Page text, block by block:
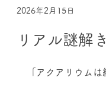
2026年2月15日
リアル謎解
「アクアリウム